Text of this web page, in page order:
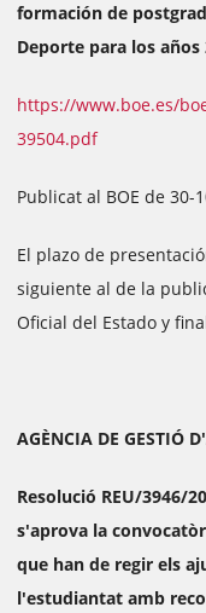
formación de
Deporte para los años
https://www.boe.es/
39504.pdf
Publicat al BOE de 30-
El plazo de
siguiente al de la
Oficial del Estado y
AGÈNCIA DE GESTIÓ
Resolució REU/3946/
s'aprova la
que han de regir els
l'estudiantat amb